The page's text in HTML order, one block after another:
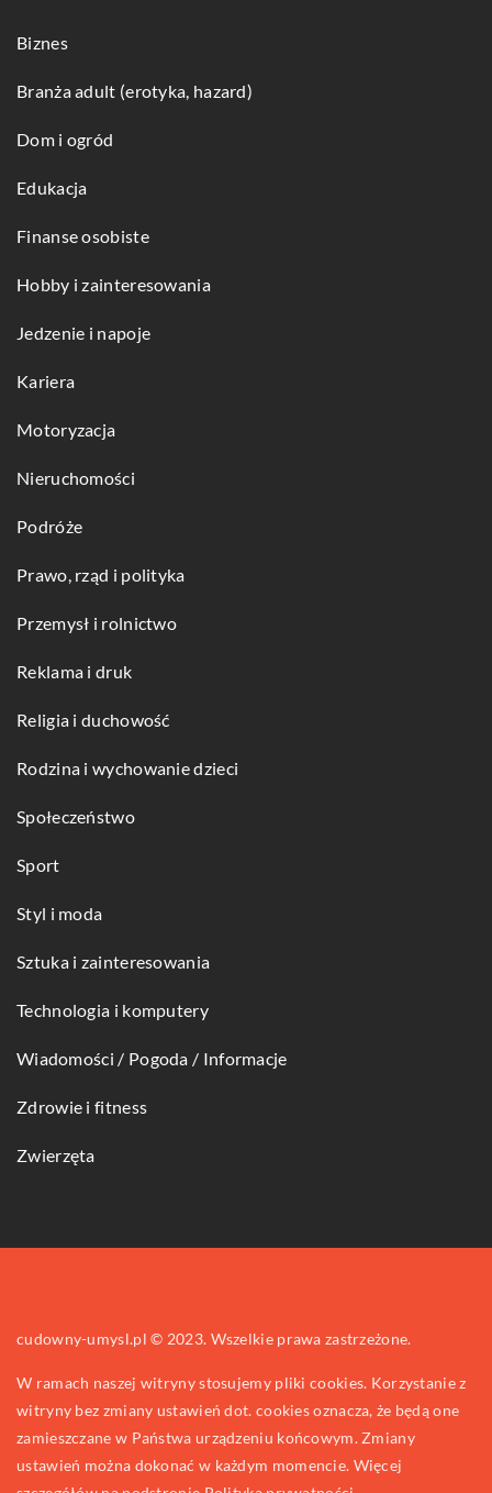
Biznes
Branża adult (erotyka, hazard)
Dom i ogród
Edukacja
Finanse osobiste
Hobby i zainteresowania
Jedzenie i napoje
Kariera
Motoryzacja
Nieruchomości
Podróże
Prawo, rząd i polityka
Przemysł i rolnictwo
Reklama i druk
Religia i duchowość
Rodzina i wychowanie dzieci
Społeczeństwo
Sport
Styl i moda
Sztuka i zainteresowania
Technologia i komputery
Wiadomości / Pogoda / Informacje
Zdrowie i fitness
Zwierzęta
cudowny-umysl.pl © 2023. Wszelkie prawa zastrzeżone.
W ramach naszej witryny stosujemy pliki cookies. Korzystanie z
witryny bez zmiany ustawień dot. cookies oznacza, że będą one
zamieszczane w Państwa urządzeniu końcowym. Zmiany
ustawień można dokonać w każdym momencie. Więcej